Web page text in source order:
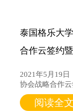
泰国格乐大
合作云签约
2021年5月19
协会战略合作云
阅读全